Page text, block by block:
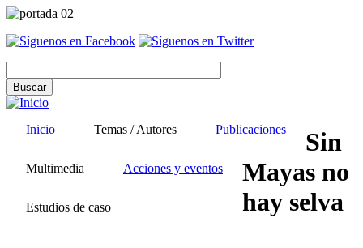
Pasar
contenido
Inicio Temas / Autores Publicaciones
Multimedia Acciones y eventos
Estudios de caso
Sin
Mayas no
hay selva